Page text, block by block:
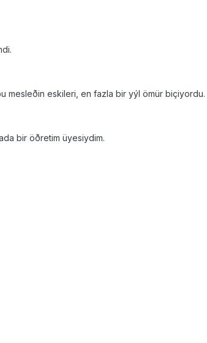
mesleðin eskileri, en fazla bir yýl ömür biçiyordu.
bir öðretim üyesiydim.